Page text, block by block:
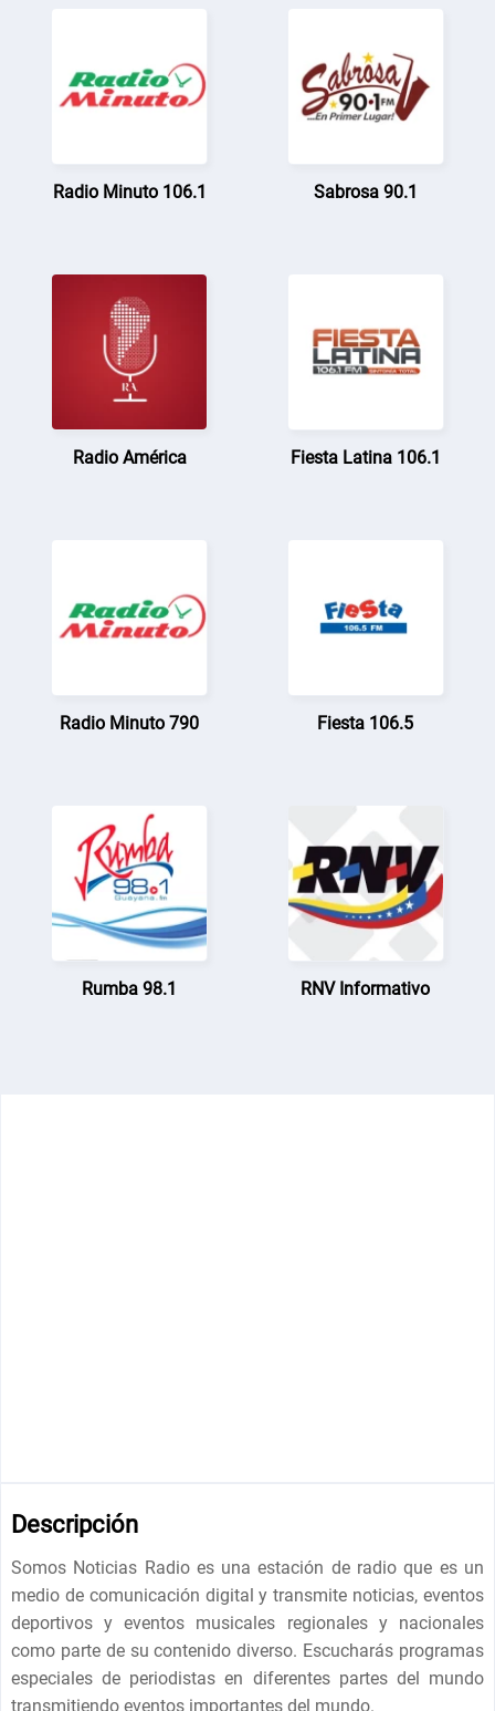
Radio Minuto 106.1 Sabrosa 90.1
Radio América Fiesta Latina 106.1
Radio Minuto 790 Fiesta 106.5
Rumba 98.1 RNV Informativo
Descripción
Somos Noticias Radio es una estación de radio que es un
medio de comunicación digital y transmite noticias, eventos
deportivos y eventos musicales regionales y nacionales
como parte de su contenido diverso. Escucharás programas
especiales de periodistas en diferentes partes del mundo
transmitiendo eventos importantes del mundo.